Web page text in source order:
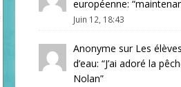
européenne: “
Juin 12, 18:43
Anonyme sur Les
d’eau: “J’ai adoré la
Nolan”